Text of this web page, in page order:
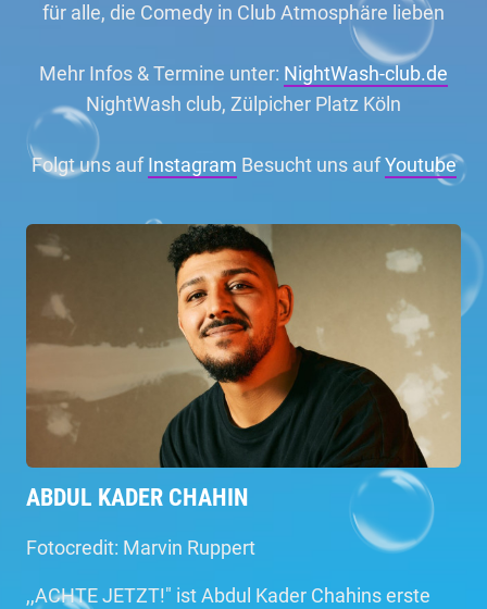
für alle, die Comedy in Club Atmosphäre lieben
Mehr Infos & Termine unter: NightWash-club.de
NightWash club, Zülpicher Platz Köln
Folgt uns aufInstagram Besucht uns aufYoutube
ABDUL KADER CHAHIN
Fotocredit: Marvin Ruppert
,,ACHTE JETZT!" ist Abdul Kader Chahins erste